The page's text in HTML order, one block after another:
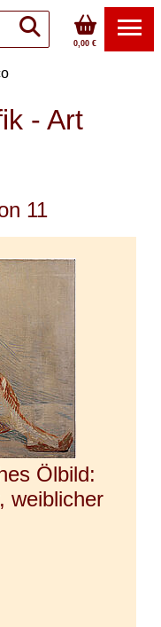
0,00 €
- Art
11
Ölbild:
weiblicher